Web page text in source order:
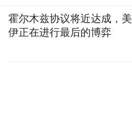
霍尔木兹协议将近达成，美
伊正在进行最后的博弈